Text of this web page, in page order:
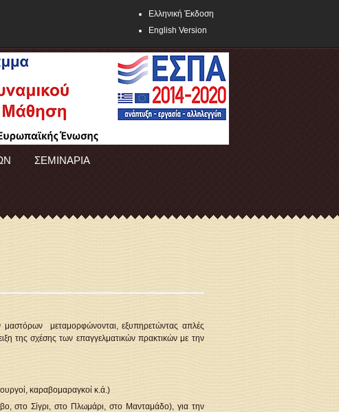
Ελληνική Έκδοση
English Version
ΣΕΜΙΝΑΡΙΑ
μαστόρων μεταμορφώνονται, εξυπηρετώντας απλές
της σχέσης των επαγγελματικών πρακτικών με την
καραβομαραγκοί κ.ά.)
στο Σίγρι, στο Πλωμάρι, στο Μανταμάδο), για την